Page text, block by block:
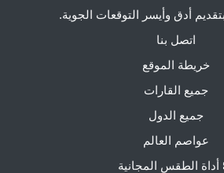
أدق وأيسر التوقعات الجوية.
اتصل بنا
خريطة الموقع
جميع القارات
جميع الدول
عواصم العالم
أداة الطقس المجانية